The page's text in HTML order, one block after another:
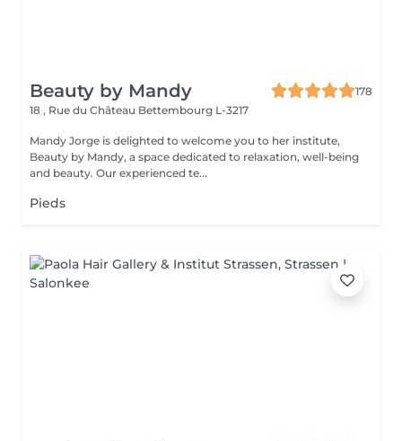
Beauty by Mandy
178
18 , Rue du Château Bettembourg L-3217
Mandy Jorge is delighted to welcome you to her institute,
Beauty by Mandy, a space dedicated to relaxation, well-being
and beauty. Our experienced te...
Pieds